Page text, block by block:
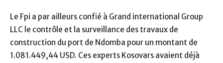
Le Fpi a par ailleurs confié à Grand international Group
LLC le contrôle et la surveillance des travaux de
construction du port de Ndomba pour un montant de
1.081.449,44 USD. Ces experts Kosovars avaient déjà